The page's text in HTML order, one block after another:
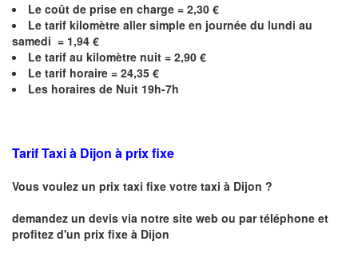
Le coût de prise en charge = 2,30 €
Le tarif kilomètre aller simple en journée du lundi au
samedi = 1,94 €
Le tarif au kilomètre nuit = 2,90 €
Le tarif horaire = 24,35 €
Les horaires de Nuit 19h-7h
Tarif Taxi à Dijon à prix fixe
Vous voulez un prix taxi fixe votre taxi à Dijon ?
demandez un devis via notre site web ou par téléphone et
profitez d'un prix fixe à Dijon